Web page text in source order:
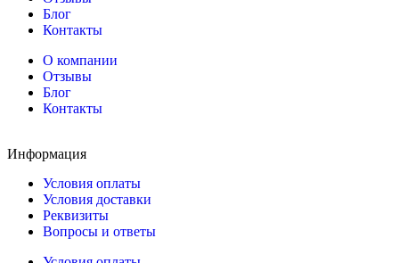
Блог
Контакты
О компании
Отзывы
Блог
Контакты
Информация
Условия оплаты
Условия доставки
Реквизиты
Вопросы и ответы